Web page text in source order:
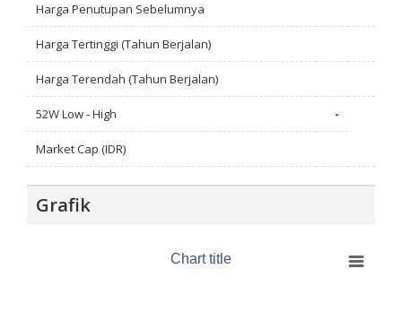
Harga Penutupan Sebelumnya
Harga Tertinggi (Tahun Berjalan)
Harga Terendah (Tahun Berjalan)
52W Low - High -
Market Cap (IDR)
Grafik
Chart title